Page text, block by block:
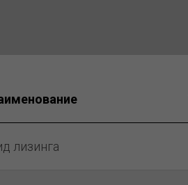
лизинга